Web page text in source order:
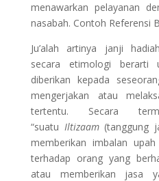
menawarkan pelayanan
nasabah. Contoh Referensi
Ju’alah artinya janji
secara etimologi berarti
diberikan kepada
mengerjakan atau
tertentu. Secara
“suatu Iltizaam (tanggung
memberikan imbalan
terhadap orang yang
atau memberikan jasa